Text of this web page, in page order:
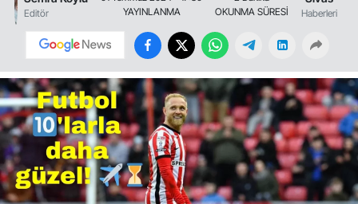
Editör
YAYINLANMA
OKUNMA SÜRESİ
Haberleri